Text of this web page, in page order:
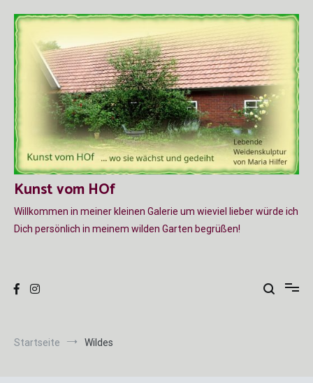
Inhalt
springen
Kunst vom HOf
Willkommen in meiner kleinen Galerie um wieviel lieber würde ich
Dich persönlich in meinem wilden Garten begrüßen!
Startseite Wildes